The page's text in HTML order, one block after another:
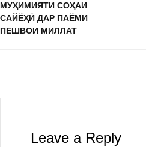
МУҲИМИЯТИ СОҲАИ
САЙЁҲӢ ДАР ПАЁМИ
ПЕШВОИ МИЛЛАТ
Leave a Reply